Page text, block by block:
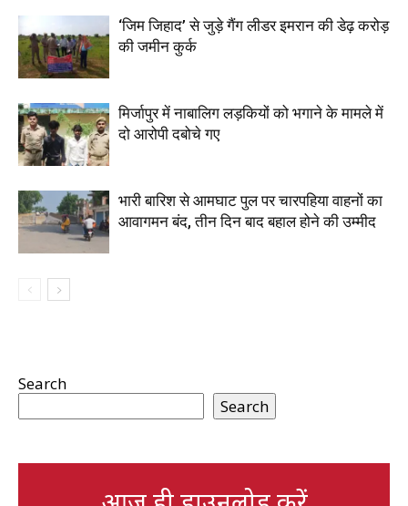
‘जिम जिहाद’ से जुड़े गैंग लीडर इमरान की डेढ़ करोड़
की जमीन कुर्क
मिर्जापुर में नाबालिग लड़कियों को भगाने के मामले में
दो आरोपी दबोचे गए
भारी बारिश से आमघाट पुल पर चारपहिया वाहनों का
आवागमन बंद, तीन दिन बाद बहाल होने की उम्मीद
Search
Search